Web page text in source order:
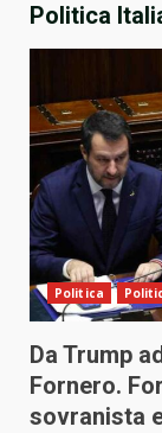
Politica
Politica
Da Trump
Fornero.
sovranista